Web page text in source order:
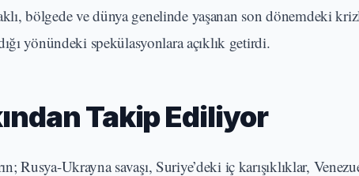
bölgede ve dünya genelinde yaşanan son dönemdeki
yönündeki spekülasyonlara açıklık getirdi.
Takip Ediliyor
Rusya-Ukrayna savaşı, Suriye’deki iç karışıklıklar,